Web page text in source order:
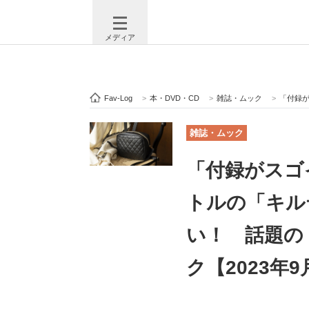
メディア
注目記事を集めた総合ページ ITの今
ビジネスと働き方のヒント AI活用
ITエンジニア向け専門サイト 企業向けIT
Fav-Log > 本・DVD・CD > 雑誌・ムック > 「付録がス
雑誌・ムック
「付録がス
トルの「キ
い！ 話題の
ク【2023年9